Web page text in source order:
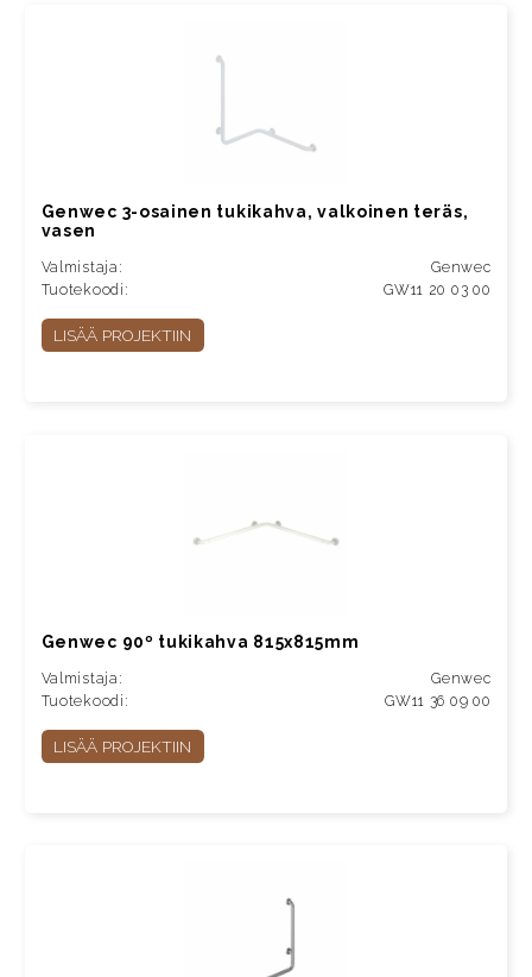
Genwec 3-osainen tukikahva, valkoinen teräs,
vasen
Valmistaja:
Genwec
Tuotekoodi:
GW11 20 03 00
LISÄÄ PROJEKTIIN
Genwec 90º tukikahva 815x815mm
Valmistaja:
Genwec
Tuotekoodi:
GW11 36 09 00
LISÄÄ PROJEKTIIN